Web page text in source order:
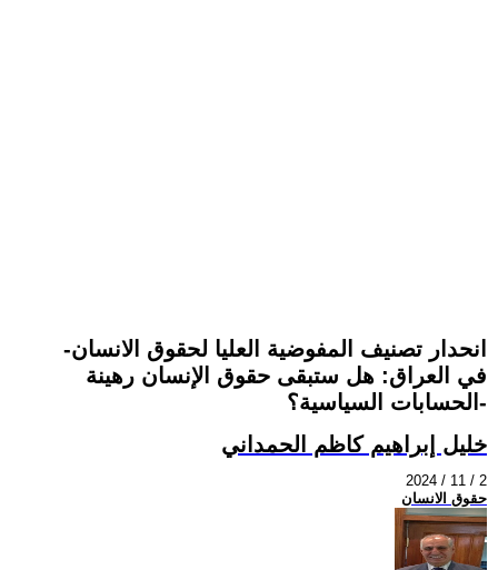
-انحدار تصنيف المفوضية العليا لحقوق الانسان
في العراق: هل ستبقى حقوق الإنسان رهينة
الحسابات السياسية؟-
خليل إبراهيم كاظم الحمداني
2024 / 11 / 2
حقوق الانسان